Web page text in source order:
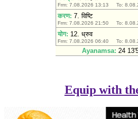
Equip with